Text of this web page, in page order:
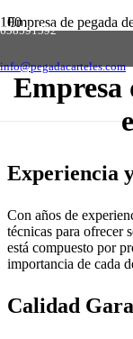
658591592
info@pegadacarteles.com
Empresa de pegada
solicite presupuesto
Empresa
Experiencia
Con años de
técnicas para ofrecer
está compuesto por
importancia de cada
Calidad